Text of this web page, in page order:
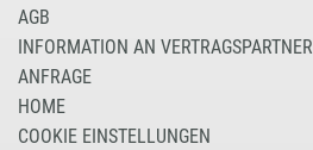
AGB
INFORMATION AN VERTRAGSPARTNER
ANFRAGE
HOME
COOKIE EINSTELLUNGEN